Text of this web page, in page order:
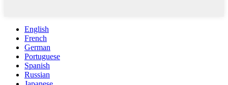
English
French
German
Portuguese
Spanish
Russian